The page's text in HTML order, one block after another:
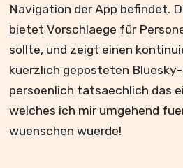
Navigation der App befindet.
bietet Vorschlaege für
sollte, und zeigt einen
kuerzlich geposteten
persoenlich tatsaechlich das
welches ich mir umgehend
wuenschen wuerde!